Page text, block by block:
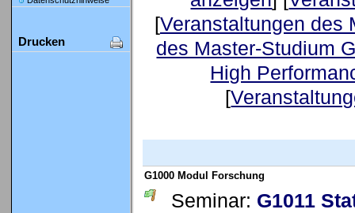
Drucken
[Veranstaltungen des
des Master-Studium
High
[
G1000 Modul Forschung
Seminar: G1011